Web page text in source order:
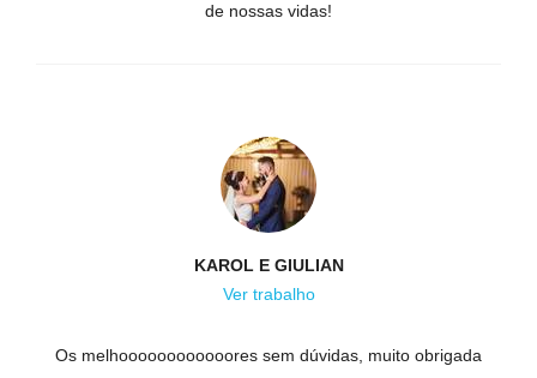
de nossas vidas!
Os melhoooooooooooores sem dúvidas, muito obrigada
KAROL E GIULIAN
Ver trabalho